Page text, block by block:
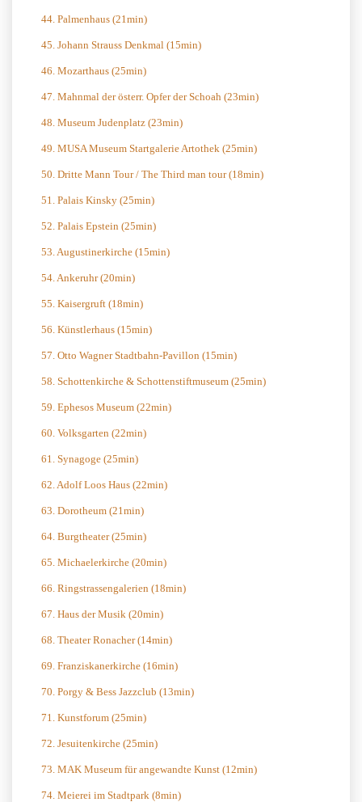
44. Palmenhaus (21min)
45. Johann Strauss Denkmal (15min)
46. Mozarthaus (25min)
47. Mahnmal der österr. Opfer der Schoah (23min)
48. Museum Judenplatz (23min)
49. MUSA Museum Startgalerie Artothek (25min)
50. Dritte Mann Tour / The Third man tour (18min)
51. Palais Kinsky (25min)
52. Palais Epstein (25min)
53. Augustinerkirche (15min)
54. Ankeruhr (20min)
55. Kaisergruft (18min)
56. Künstlerhaus (15min)
57. Otto Wagner Stadtbahn-Pavillon (15min)
58. Schottenkirche & Schottenstiftmuseum (25min)
59. Ephesos Museum (22min)
60. Volksgarten (22min)
61. Synagoge (25min)
62. Adolf Loos Haus (22min)
63. Dorotheum (21min)
64. Burgtheater (25min)
65. Michaelerkirche (20min)
66. Ringstrassengalerien (18min)
67. Haus der Musik (20min)
68. Theater Ronacher (14min)
69. Franziskanerkirche (16min)
70. Porgy & Bess Jazzclub (13min)
71. Kunstforum (25min)
72. Jesuitenkirche (25min)
73. MAK Museum für angewandte Kunst (12min)
74. Meierei im Stadtpark (8min)